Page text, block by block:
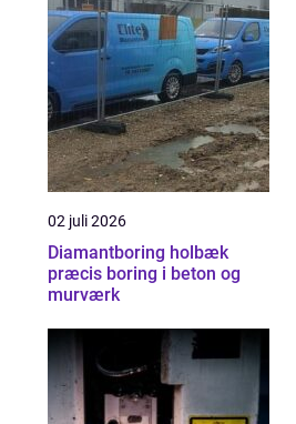
02 juli 2026
Diamantboring holbæk
præcis boring i beton og
murværk